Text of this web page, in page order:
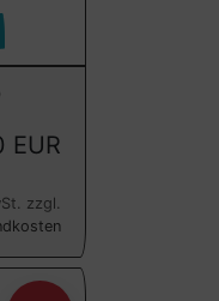
EUR
zzgl.